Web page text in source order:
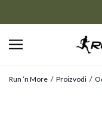
Run ’n More Proizvodi